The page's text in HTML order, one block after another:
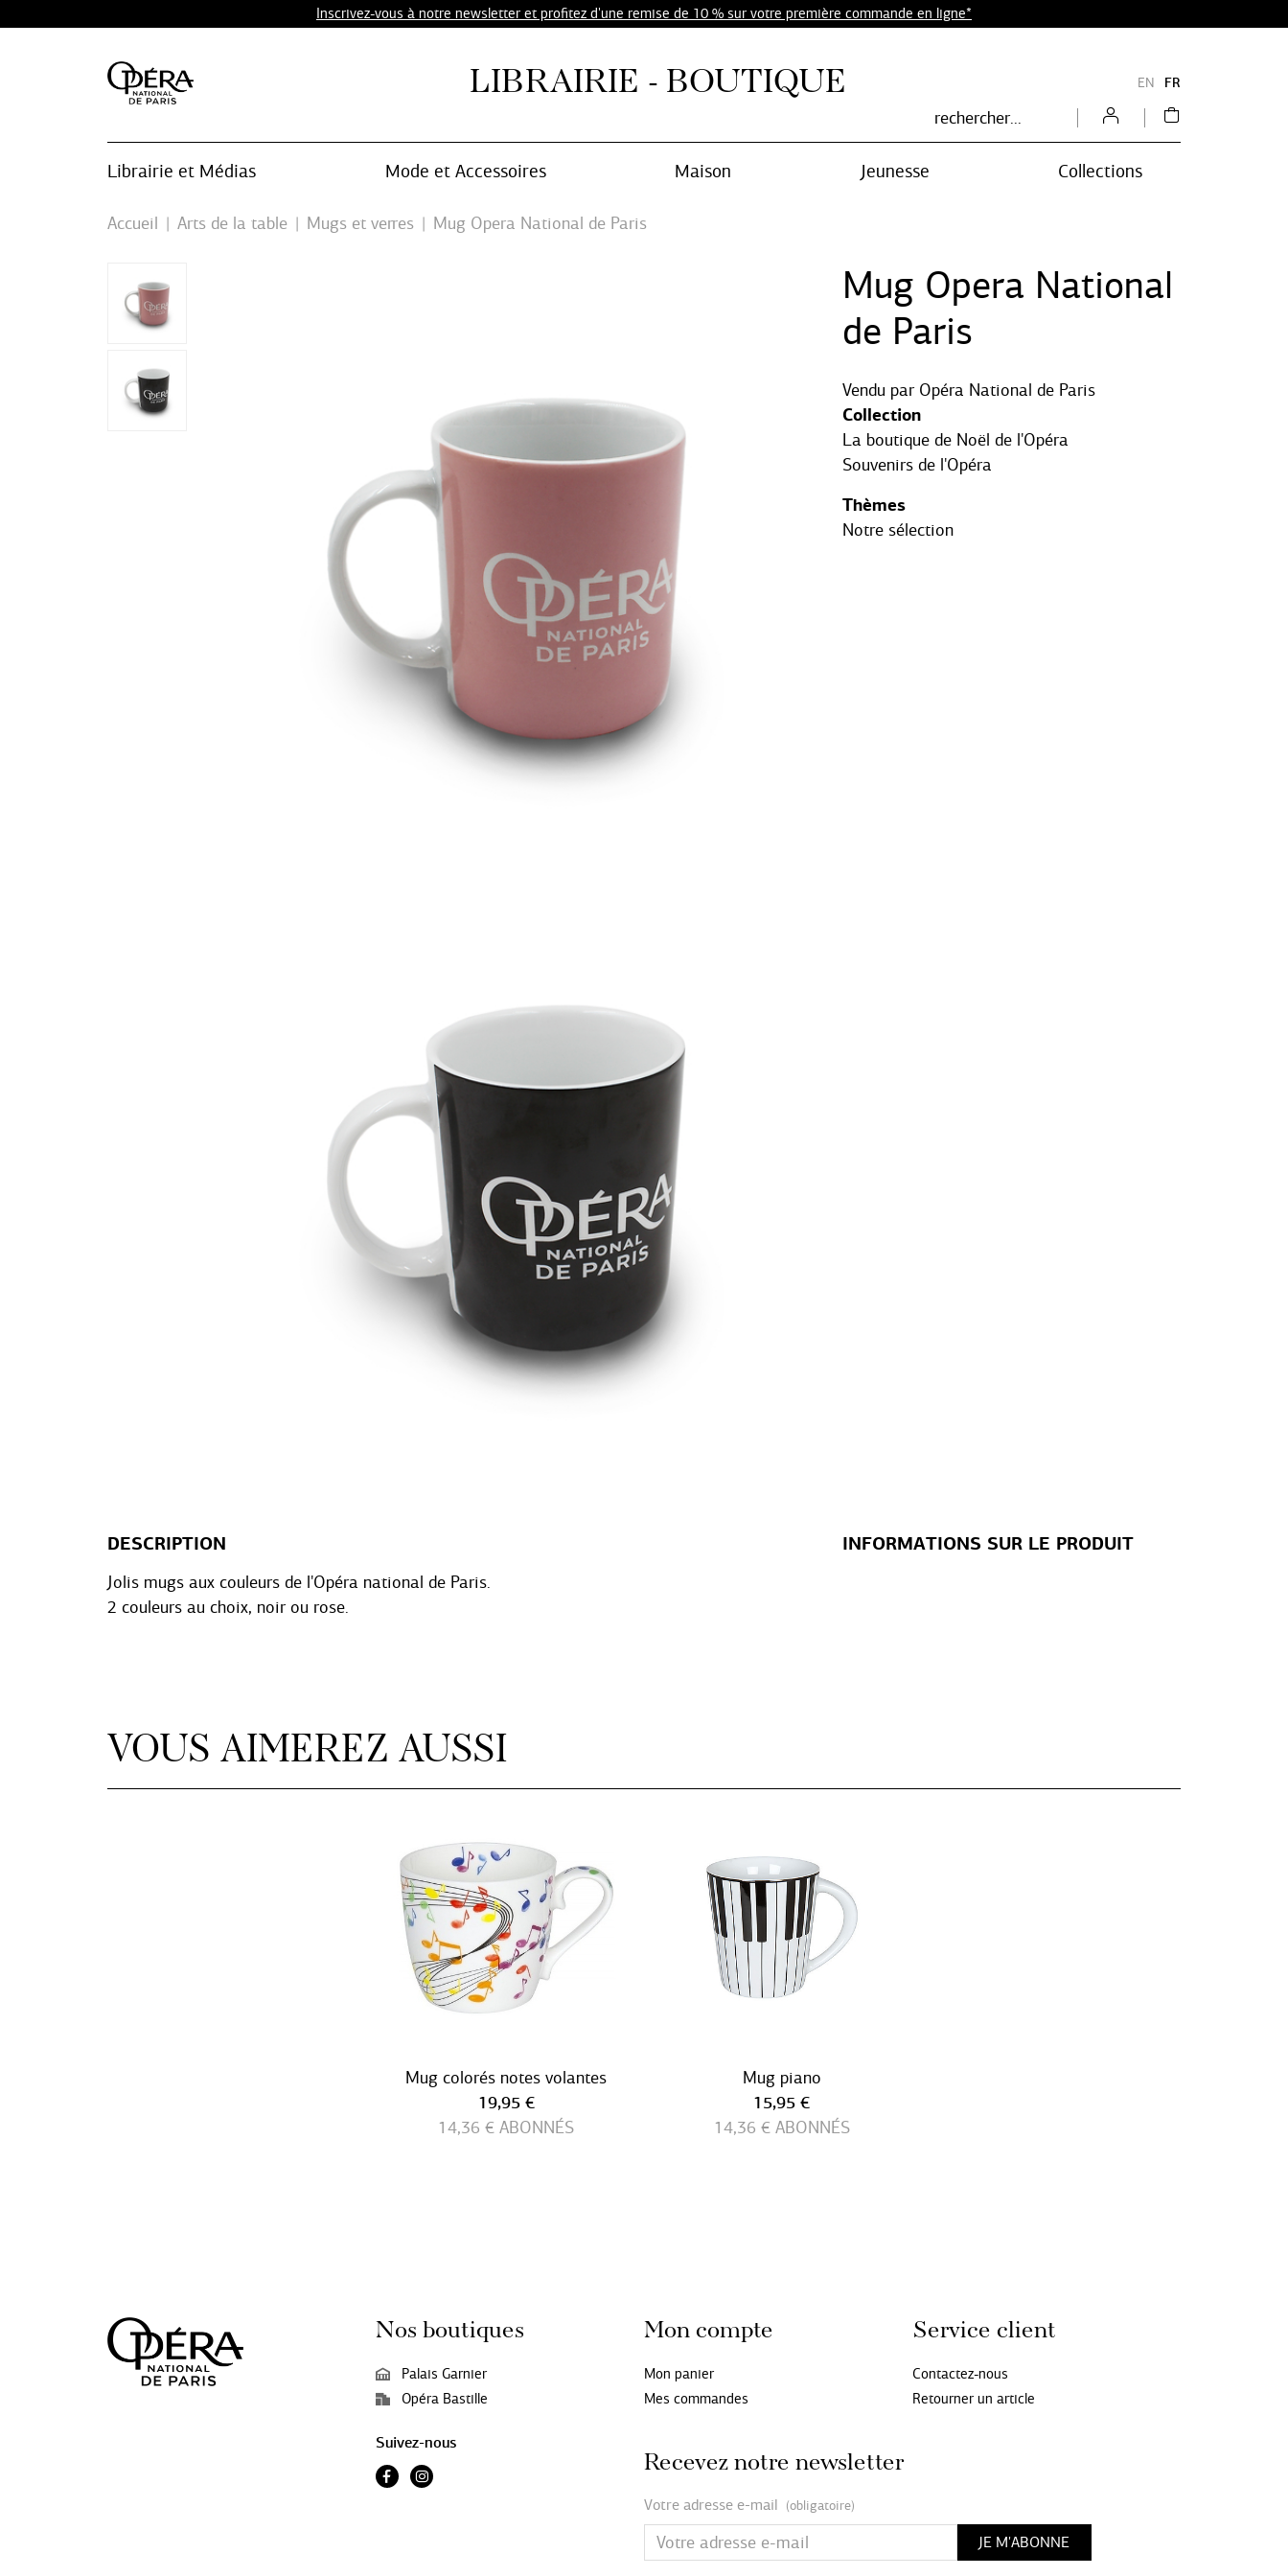
Inscrivez-vous à notre newsletter et profitez d'une remise de 10 % sur votre première commande en ligne*
LIBRAIRIE - BOUTIQUE FR
EN
Librairie et Médias Mode et Accessoires Maison Jeunesse Collections
Accueil Arts de la table Mugs et verres Mug Opera National de Paris
Mug Opera National
de Paris
Vendu par Opéra National de Paris
Collection
La boutique de Noël de l'Opéra
Souvenirs de l'Opéra
Thèmes
Notre sélection
DESCRIPTION
Jolis mugs aux couleurs de l'Opéra national de Paris.
2 couleurs au choix, noir ou rose.
INFORMATIONS SUR LE PRODUIT
VOUS AIMEREZ AUSSI
Mug colorés notes volantes
Prix ​​actuel
19,95 €
14,36 € ABONNÉS
Mug piano
Prix ​​actuel
15,95 €
14,36 € ABONNÉS
Nos boutiques
Palais Garnier
Opéra Bastille
Mon compte
Mon panier
Mes commandes
Service client
Contactez-nous
Retourner un article
Suivez-nous
Recevez notre newsletter
Votre adresse e-mail (obligatoire)